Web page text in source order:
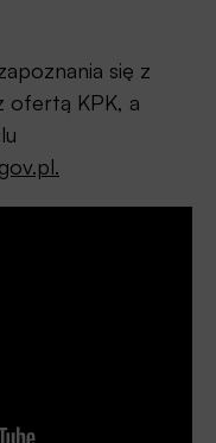
się z
ofertą KPK, a